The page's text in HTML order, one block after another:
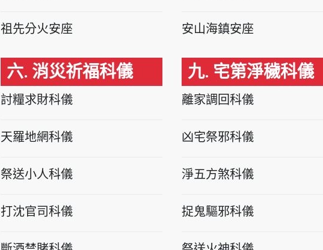
祖先分火安座
六. 消災祈福科儀
討糧求財科儀
天羅地網科儀
祭送小人科儀
打沈官司科儀
安山海鎮安座
九. 宅第淨穢科儀
離家調回科儀
凶宅祭邪科儀
淨五方煞科儀
捉鬼驅邪科儀